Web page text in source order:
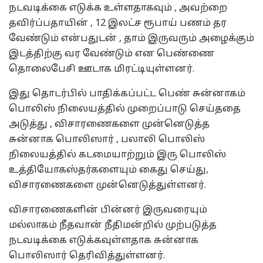
நடவடிக்கை எடுக்க உள்ளதாகவும் , அவற்றை
தவிர்ப்பதாயின் , 12 இலட்ச ரூபாய் பணம் தர
வேண்டும் என்பதுடன் , தாம் இருவரும் அழைக்கும்
இடத்திற்கு வர வேண்டும் என பெண்ணை
தொலைபேசி ஊடாக மிரட்டியுள்ளனர்.
இது தொடர்பில் பாதிக்கப்பட்ட பெண் சுன்னாகம்
பொலிஸ் நிலையத்தில் முறைப்பாடு செய்ததை
அடுத்து , விசாரணைகளை முன்னெடுத்த
சுன்னாக பொலிஸார் , பலாலி பொலிஸ்
நிலையத்தில் கடமையாற்றும் இரு பொலிஸ்
உத்தியோகஸ்தர்களையும் கைது செய்து,
விசாரணைகளை முன்னெடுத்துள்ளனர்.
விசாரணைகளின் பின்னர் இருவரையும்
மல்லாகம் நீதவான் நீதிமன்றில் முற்படுத்த
நடவடிக்கை எடுக்கவுள்ளதாக சுன்னாக
பொலிஸார் தெரிவித்துள்ளனர்.